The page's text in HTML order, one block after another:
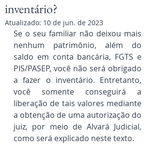
inventário?
Atualizado: 10 de jun. de 2023
Se o seu familiar não deixou mais
nenhum patrimônio, além do
saldo em conta bancária, FGTS e
PIS/PASEP, você não será obrigado
a fazer o inventário. Entretanto,
você somente conseguirá a
liberação de tais valores mediante
a obtenção de uma autorização do
juiz, por meio de Alvará Judicial,
como será explicado neste texto.